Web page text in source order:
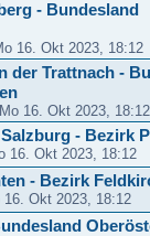
- Bundesland
16. Okt 2023, 18:12
der Trattnach -
16. Okt 2023, 18:12
- Bezirk
16. Okt 2023, 18:12
- Bezirk
Okt 2023, 18:12